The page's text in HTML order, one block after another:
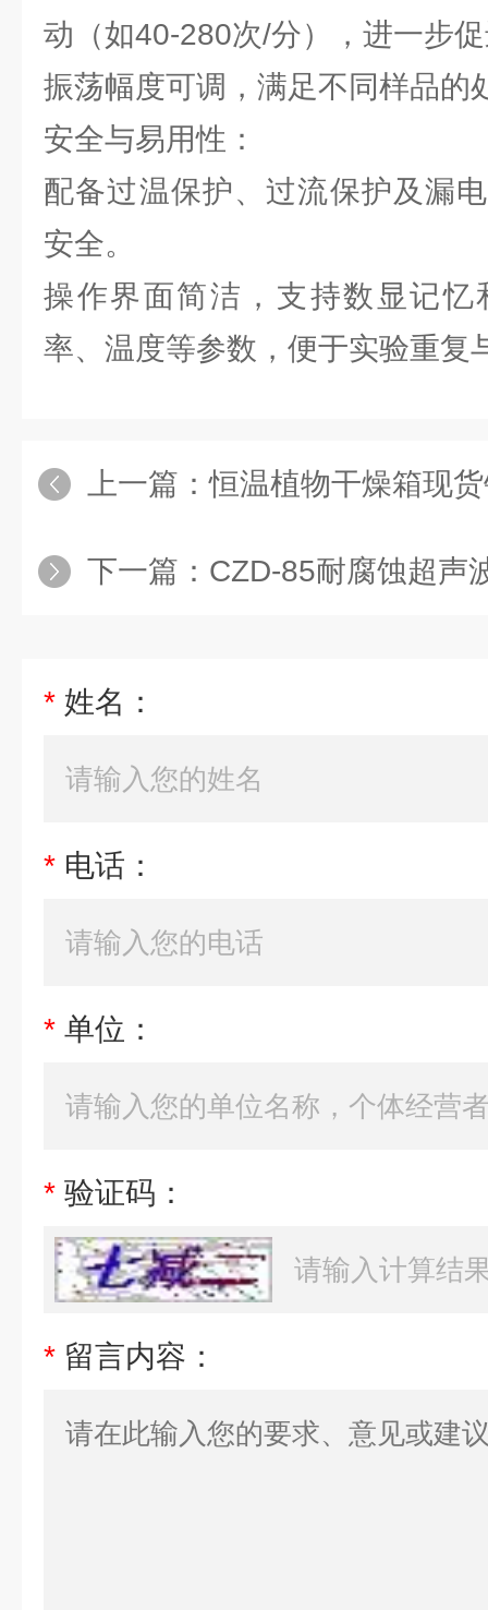
动（如40-280次/分），进一步
振荡幅度可调，满足不同样品的
安全与易用性：
配备过温保护、过流保护及漏
安全。
操作界面简洁，支持数显记忆
率、温度等参数，便于实验重复
上一篇：恒温植物干燥箱现
下一篇： CZD-85耐腐蚀超声
* 姓名：
* 电话：
* 单位：
* 验证码：
* 留言内容：